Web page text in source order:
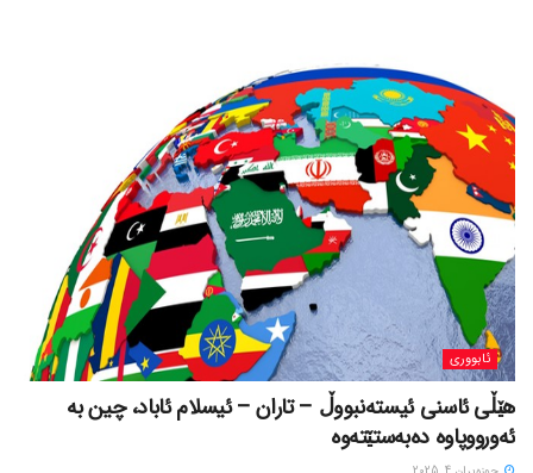
ئابووری
هێڵی ئاسنی ئیستەنبووڵ – تاران – ئیسلام ئاباد، چین بە
ئەورووپاوە دەبەستێتەوە